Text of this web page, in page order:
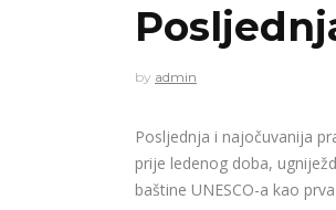
by admin
Poslјednja i najočuvanija
prije ledenog doba,
baštine UNESCO-a kao